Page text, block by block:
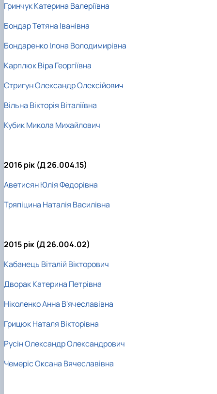
Гринчук Катерина Валеріївна
Бондар Тетяна Іванівна
Бондаренко Ілона Володимирівна
Карплюк Віра Георгіївна
Стригун Олександр Олексійович
Вільна Вікторія Віталіївна
Кубик Микола Михайлович
2016 рік (Д 26.004.15)
Аветисян Юлія Федорівна
Тряпіцина Наталія Василівна
2015 рік (Д 26.004.02)
Кабанець Віталій Вікторович
Дворак Катерина Петрівна
Ніколенко Анна В'ячеславівна
Грицюк Наталя Вікторівна
Русін Олександр Олександрович
Чемеріс Оксана Вячеславівна